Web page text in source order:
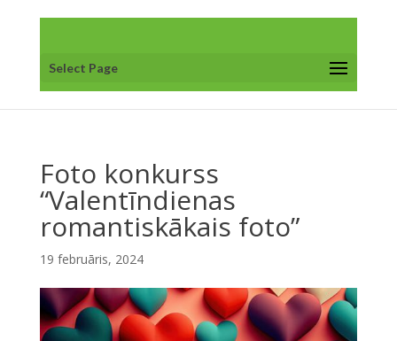
Select Page
Foto konkurss
“Valentīndienas
romantiskākais foto”
19 februāris, 2024